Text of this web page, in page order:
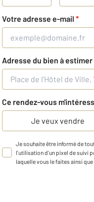
Votre adresse e-mail *
Adresse du bien à estimer
Ce rendez-vous
Je veux vendre
Je souhaite être informé de
l'utilisation d'un pixel de suivi
laquelle vous le faites ainsi